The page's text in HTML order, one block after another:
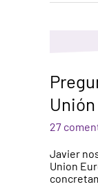
27
Javier
Union
necesita
para
importar
un
vehículo
de
la
Unión